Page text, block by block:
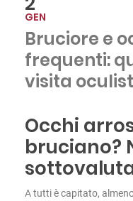
GEN
Bruciore e
frequenti:
visita
Occhi
bruciano?
A tutti è capitato,